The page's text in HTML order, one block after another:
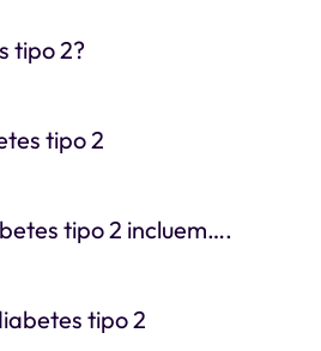
tipo 2?
tipo 2
tipo 2 incluem….
tipo 2